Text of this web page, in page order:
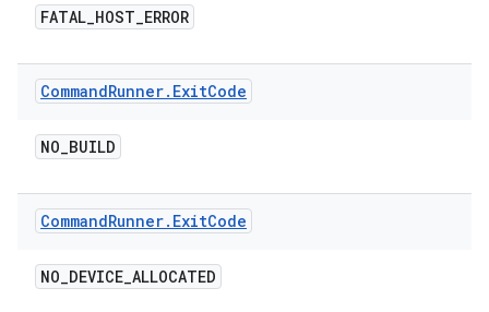
FATAL_HOST_ERROR
CommandRunner. ExitCode
NO_BUILD
CommandRunner. ExitCode
NO_DEVICE_ALLOCATED